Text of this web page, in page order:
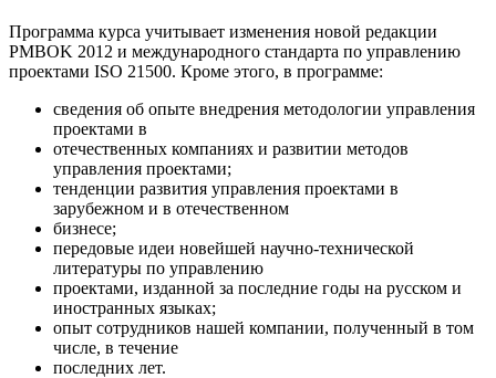
Программа курса учитывает изменения новой редакции
PMBOK 2012 и международного стандарта по управлению
проектами ISO 21500. Кроме этого, в программе:
сведения об опыте внедрения методологии управления
проектами в
отечественных компаниях и развитии методов
управления проектами;
тенденции развития управления проектами в
зарубежном и в отечественном
бизнесе;
передовые идеи новейшей научно-технической
литературы по управлению
проектами, изданной за последние годы на русском и
иностранных языках;
опыт сотрудников нашей компании, полученный в том
числе, в течение
последних лет.